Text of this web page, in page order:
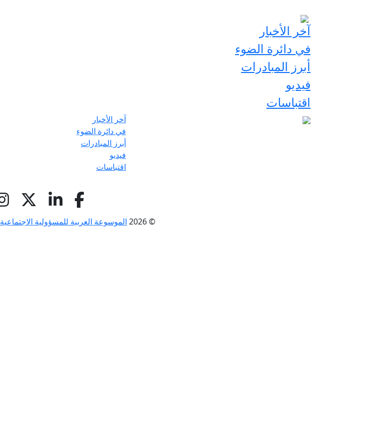
آخر الأخبار
في دائرة الضوء
أبرز المبادرات
فيديو
اقتباسات
آخر الأخبار
في دائرة الضوء
أبرز المبادرات
فيديو
اقتباسات
© 2026 الموسوعة العربية للمسؤولية الاجتماعية